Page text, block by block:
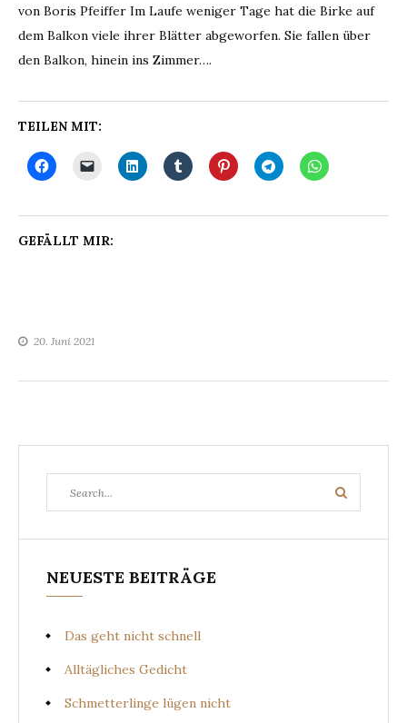
von Boris Pfeiffer Im Laufe weniger Tage hat die Birke auf
dem Balkon viele ihrer Blätter abgeworfen. Sie fallen über
den Balkon, hinein ins Zimmer….
TEILEN MIT:
GEFÄLLT MIR:
20. Juni 2021
for:
Search
NEUESTE BEITRÄGE
Das geht nicht schnell
Alltägliches Gedicht
Schmetterlinge lügen nicht